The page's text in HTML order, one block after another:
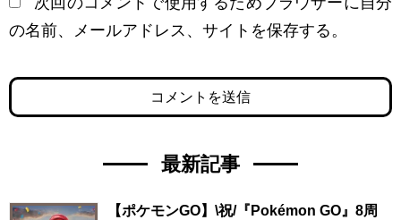
の名前、メールアドレス、サイトを保存する。
最新記事
【ポケモンGO】\祝/『Pokémon GO』8周